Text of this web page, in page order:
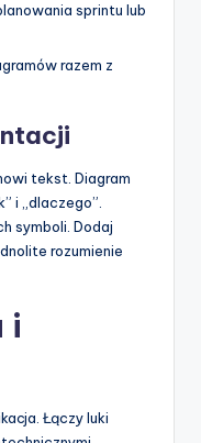
sprintu lub
razem z
tekst. Diagram
i „dlaczego”.
symboli. Dodaj
rozumienie
i
Łączy luki